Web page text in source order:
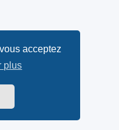
acceptez
plus